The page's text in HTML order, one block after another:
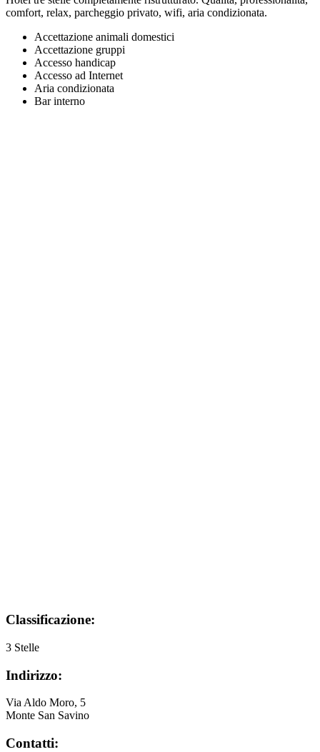
comfort, relax, parcheggio privato, wifi, aria condizionata.
Accettazione animali domestici
Accettazione gruppi
Accesso handicap
Accesso ad Internet
Aria condizionata
Bar interno
Classificazione:
3 Stelle
Indirizzo:
Via Aldo Moro, 5
Monte San Savino
Contatti: